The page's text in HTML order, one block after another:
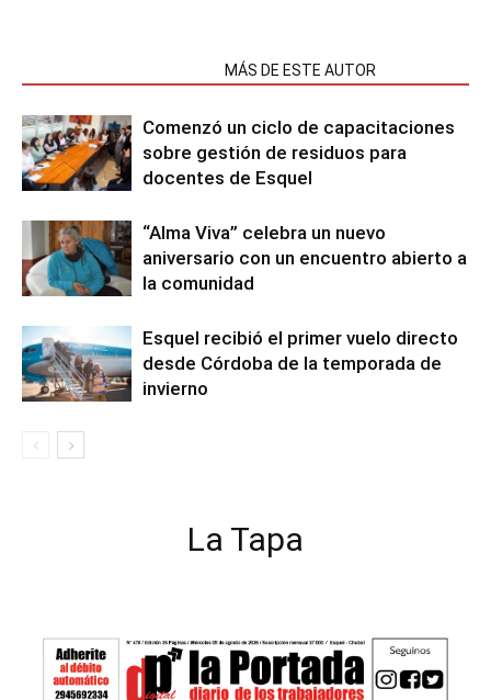
MÁS DE ESTE AUTOR
Comenzó un ciclo de capacitaciones
sobre gestión de residuos para
docentes de Esquel
“Alma Viva” celebra un nuevo
aniversario con un encuentro abierto a
la comunidad
Esquel recibió el primer vuelo directo
desde Córdoba de la temporada de
invierno
La Tapa